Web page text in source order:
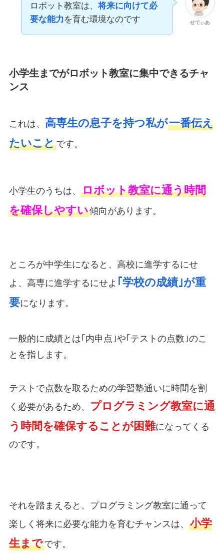
せでぃあ
ロボット教室は、将来に向けて必
要な能力 を育む環境なのです
小学生までがロボット教室に集中できるチャ
ンス
これは、 高専生の息子を持つ私が一番伝え
たいことです。
小学生のうちは、 ロボット教室に通う時間
を確保しやすい傾向があります。
ところが中学生になると、高校に進学するにせ
よ、高専に進学するにせよ ｢学校の成績｣が重
要になります。
一般的に成績とは｢内申点｣や｢テストの点数｣のこ
とを指します。
テストで点数を取るための学習塾通いに時間を割
く必要があるため、
プログラミング教室に通
う時間を確保することが困難になってくる
のです。
それを踏まえると、プログラミング教室に通って
楽しく将来に必要な能力を育むチャンスは、 小学
生までです。